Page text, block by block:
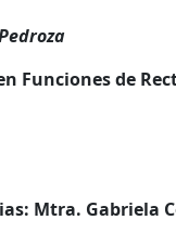
Funciones de
Mtra. Gabriela